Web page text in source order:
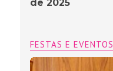
de 2025
FESTAS E EVENTOS